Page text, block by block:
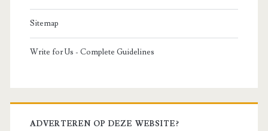
Sitemap
Write for Us - Complete Guidelines
ADVERTEREN OP DEZE WEBSITE?